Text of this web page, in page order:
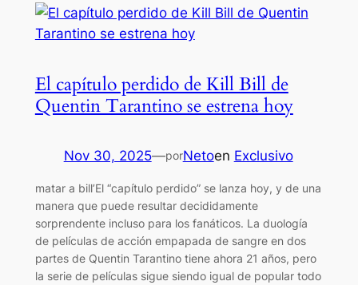
El capítulo perdido de Kill Bill de
Quentin Tarantino se estrena hoy
Nov 30, 2025—porNetoen Exclusivo
matar a bill’El “capítulo perdido” se lanza hoy, y de una
manera que puede resultar decididamente
sorprendente incluso para los fanáticos. La duología
de películas de acción empapada de sangre en dos
partes de Quentin Tarantino tiene ahora 21 años, pero
la serie de películas sigue siendo igual de popular todo